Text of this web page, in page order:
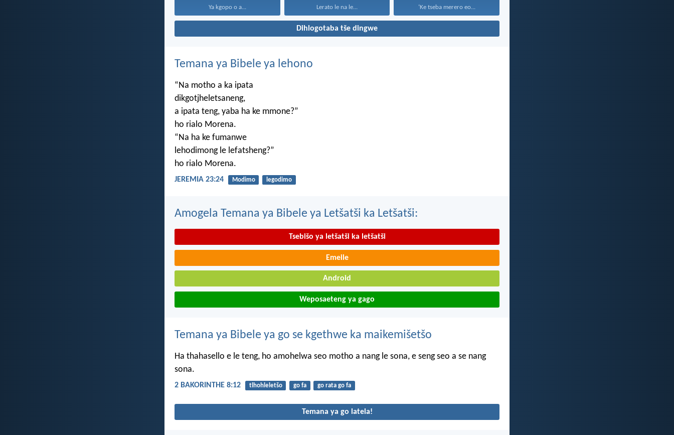
Ya kgopo o a... Lerato le na le... ‘Ke tseba merero eo...
Dihlogotaba tše dingwe
Temana ya Bibele ya lehono
“Na motho a ka ipata
dikgotjheletsaneng,
a ipata teng, yaba ha ke mmone?”
ho rialo Morena.
“Na ha ke fumanwe
lehodimong le lefatsheng?”
ho rialo Morena.
JEREMIA 23:24 Modimo legodimo
Amogela Temana ya Bibele ya Letšatši ka Letšatši:
Tsebišo ya letšatši ka letšatši
Emeile
Android
Weposaeteng ya gago
Temana ya Bibele ya go se kgethwe ka maikemišetšo
Ha thahasello e le teng, ho amohelwa seo motho a nang le sona, e seng seo a se nang
sona.
2 BAKORINTHE 8:12 tlhohleletšo go fa go rata go fa
Temana ya go latela!